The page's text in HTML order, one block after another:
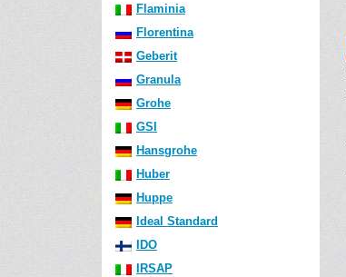
Flaminia
Florentina
Geberit
Granula
Grohe
GSI
Hansgrohe
Huber
Huppe
Ideal Standard
IDO
IRSAP